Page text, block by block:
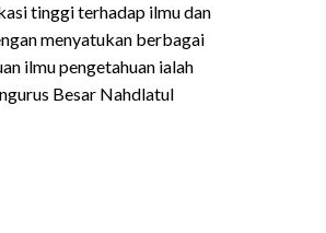
tinggi terhadap ilmu dan
menyatukan berbagai
ilmu pengetahuan ialah
Besar Nahdlatul